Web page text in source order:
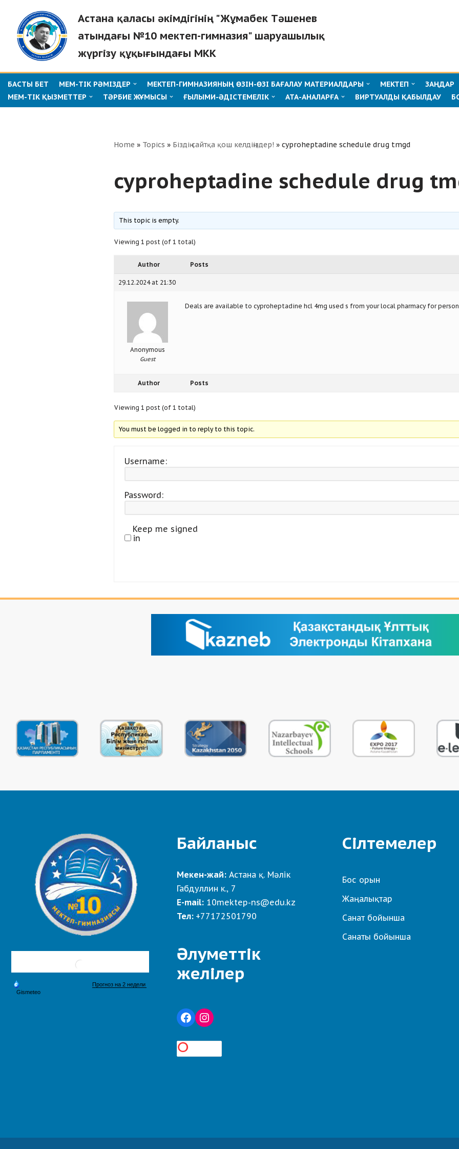
Skip
content
Астана қаласы әкімдігінің "Жұмабек Тәшенев
атындағы №10 мектеп-гимназия" шаруашылық
жүргізу құқығындағы МКК
БАСТЫ БЕТ МЕМ-ТІК РӘМІЗДЕР МЕКТЕП-ГИМНАЗИЯНЫҢ ӨЗІН-ӨЗІ БАҒАЛАУ МАТЕРИАЛДАРЫ МЕКТЕП ЗАҢДАР
МЕМ-ТІК ҚЫЗМЕТТЕР
ТӘРБИЕ ЖҰМЫСЫ ҒЫЛЫМИ-ӘДІСТЕМЕЛІК АТА-АНАЛАРҒА ВИРТУАЛДЫ ҚАБЫЛДАУ
Home » Topics » Біздің сайтқа қош келдіңіздер! » cyproheptadine schedule drug tmgd
cyproheptadine schedule drug
This topic is empty.
Viewing 1 post (of 1 total)
Author Posts
29.12.2024 at 21:30
Anonymous
Guest
Deals are available to cyproheptadine hcl 4mg used s from your local pharmacy for
Author Posts
Viewing 1 post (of 1 total)
You must be logged in to reply to this topic.
Username:
Password:
Keep me signed
in
Байланыс
Мекен-жай: Астана қ. Мәлік
Габдуллин к., 7
E-mail: 10mektep-ns@edu.kz
Тел: +77172501790
Әлуметтік
желілер
Сілтемелер
Бос орын
Жаңалықтар
Санат бойынша
Санаты бойынша